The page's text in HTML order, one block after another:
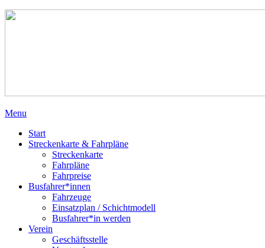
Menu
Start
Streckenkarte & Fahrpläne
Streckenkarte
Fahrpläne
Fahrpreise
Busfahrer*innen
Fahrzeuge
Einsatzplan / Schichtmodell
Busfahrer*in werden
Verein
Geschäftsstelle